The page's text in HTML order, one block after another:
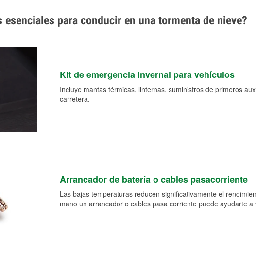
para conducir en una tormenta de nieve?
Kit de emergencia invernal para vehículos
Incluye mantas térmicas, linternas, suministros de primeros
carretera.
Arrancador de batería o cables pasacorriente
Las bajas temperaturas reducen significativamente el
mano un arrancador o cables pasa corriente puede ayudarte